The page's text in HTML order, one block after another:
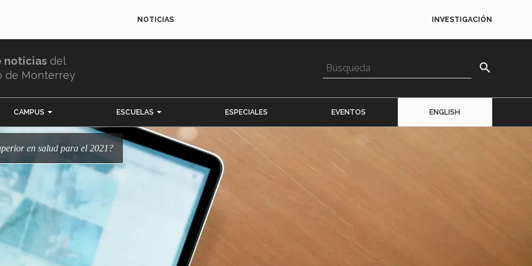
NOTICIAS INVESTIGACIÓN
noticias del
de Monterrey
search
CAMPUS ESCUELAS ESPECIALES EVENTOS ENGLISH
en salud para el 2021?